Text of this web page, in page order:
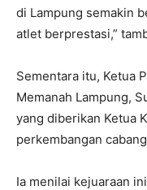
di Lampung semakin
atlet berprestasi,”
Sementara itu, Ketua
Memanah Lampung,
yang diberikan Ketua
perkembangan
Ia menilai kejuaraan